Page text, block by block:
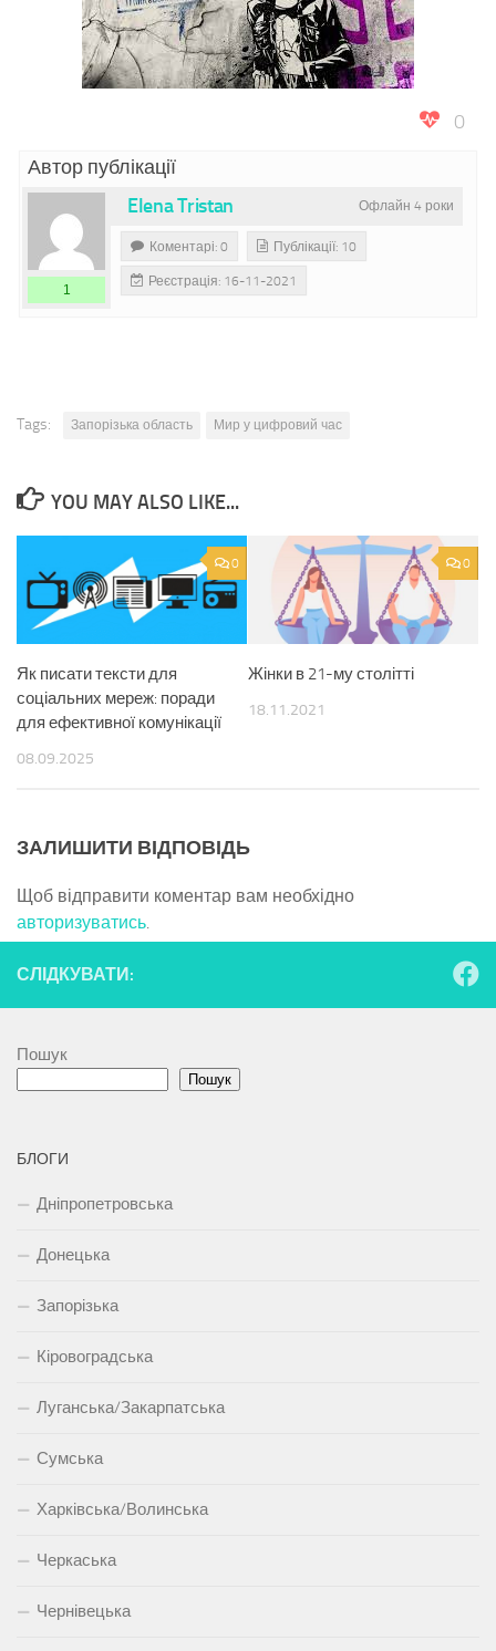
0
Автор публікації
Офлайн 4 роки
Elena Tristan
1
Коментарі: 0 Публікації: 10
Реєстрація: 16-11-2021
Tags: Запорізька область Мир у цифровий час
YOU MAY ALSO LIKE...
0
Як писати тексти для
соціальних мереж: поради
для ефективної комунікації
08.09.2025
0
Жінки в 21-му столітті
18.11.2021
ЗАЛИШИТИ ВІДПОВІДЬ
Щоб відправити коментар вам необхідно
авторизуватись.
СЛІДКУВАТИ:
Пошук
Пошук
БЛОГИ
Дніпропетровська
Донецька
Запорізька
Кіровоградська
Луганська/Закарпатська
Сумська
Харківська/Волинська
Черкаська
Чернівецька